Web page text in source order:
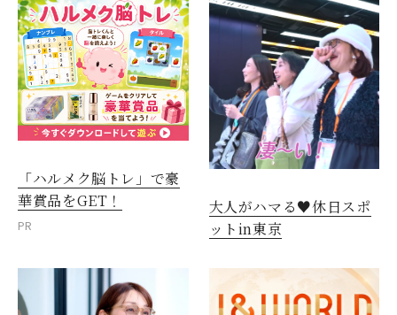
「ハルメク脳トレ」で豪
華賞品をGET！
PR
大人がハマる♥休日スポ
ットin東京